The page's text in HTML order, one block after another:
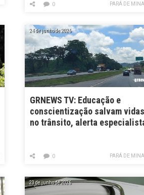
PARÁ DE
0
24 de junho de 2026
GRNEWS TV: Educação e
conscientização salvam
no trânsito, alerta
PARÁ DE
0
23 de junho de 2026